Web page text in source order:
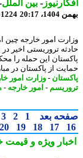
-بین الملل-
20:17
امور خارجه چین
تروریستی اخیر در یک
این حمله را
از پاکستان در مبارزه
-وزارت امور خارجه
-امور خارجه-
بعد 1
2
3
4
17
18
19
20
ویژهو قیمت